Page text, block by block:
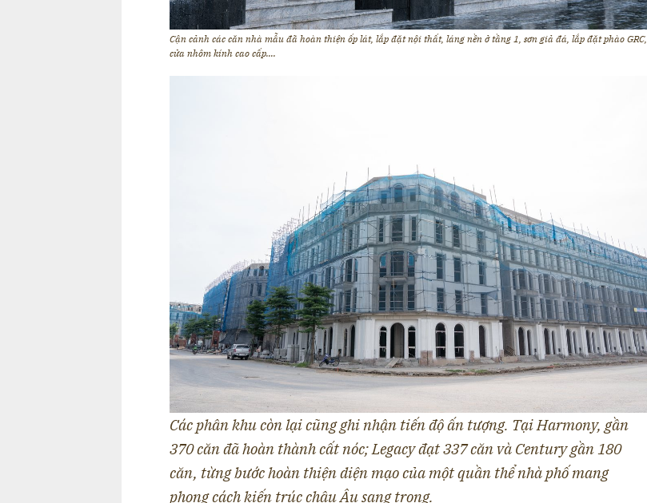
Cận cảnh các căn nhà mẫu đã hoàn thiện ốp lát, lắp đặt nội thất, láng nền ở tầng 1, sơn giả đá, lắp đặt phào GRC,
cửa nhôm kính cao cấp….
Các phân khu còn lại cũng ghi nhận tiến độ ấn tượng. Tại Harmony, gần
370 căn đã hoàn thành cất nóc; Legacy đạt 337 căn và Century gần 180
căn, từng bước hoàn thiện diện mạo của một quần thể nhà phố mang
phong cách kiến trúc châu Âu sang trọng.